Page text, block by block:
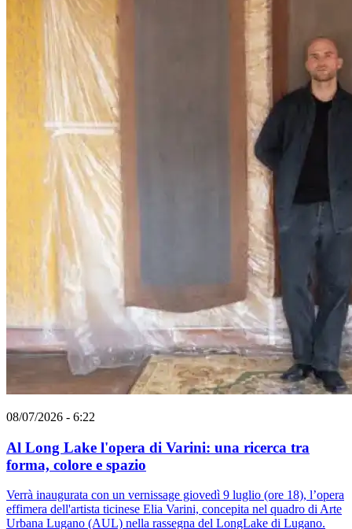
08/07/2026 - 6:22
Al Long Lake l'opera di Varini: una ricerca tra
forma, colore e spazio
Verrà inaugurata con un vernissage giovedì 9 luglio (ore 18), l’opera
effimera dell'artista ticinese Elia Varini, concepita nel quadro di Arte
Urbana Lugano (AUL) nella rassegna del LongLake di Lugano.